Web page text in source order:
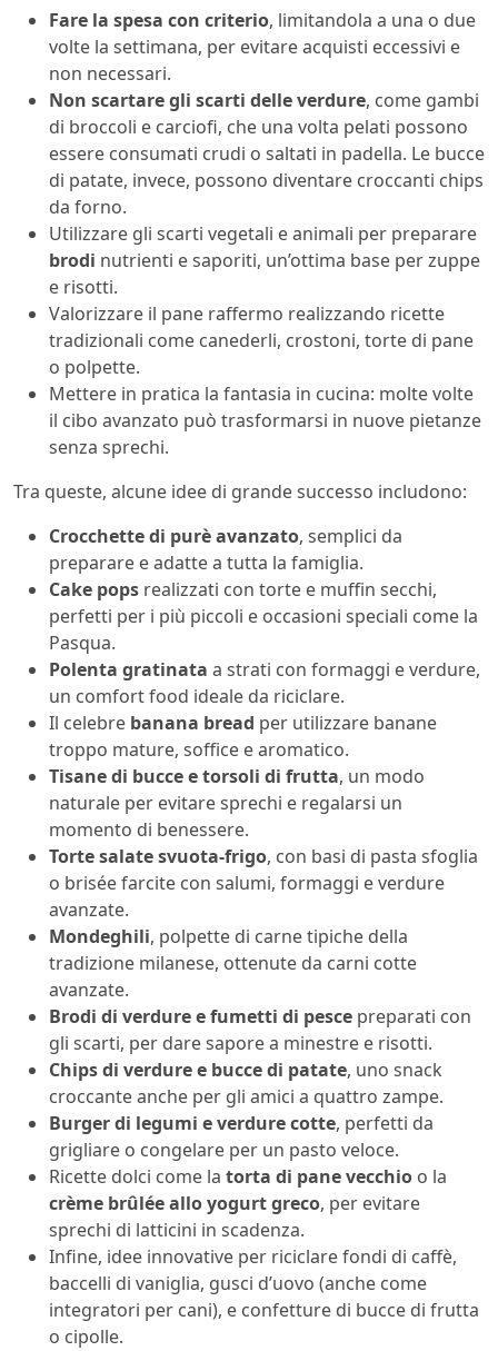
Fare la spesa con criterio, limitandola a una o due
volte la settimana, per evitare acquisti eccessivi e
non necessari.
Non scartare gli scarti delle verdure, come gambi
di broccoli e carciofi, che una volta pelati possono
essere consumati crudi o saltati in padella. Le bucce
di patate, invece, possono diventare croccanti chips
da forno.
Utilizzare gli scarti vegetali e animali per preparare
brodi nutrienti e saporiti, un’ottima base per zuppe
e risotti.
Valorizzare il pane raffermo realizzando ricette
tradizionali come canederli, crostoni, torte di pane
o polpette.
Mettere in pratica la fantasia in cucina: molte volte
il cibo avanzato può trasformarsi in nuove pietanze
senza sprechi.
Tra queste, alcune idee di grande successo includono:
Crocchette di purè avanzato, semplici da
preparare e adatte a tutta la famiglia.
Cake pops realizzati con torte e muffin secchi,
perfetti per i più piccoli e occasioni speciali come la
Pasqua.
Polenta gratinata a strati con formaggi e verdure,
un comfort food ideale da riciclare.
Il celebre banana bread per utilizzare banane
troppo mature, soffice e aromatico.
Tisane di bucce e torsoli di frutta, un modo
naturale per evitare sprechi e regalarsi un
momento di benessere.
Torte salate svuota-frigo, con basi di pasta sfoglia
o brisée farcite con salumi, formaggi e verdure
avanzate.
Mondeghili, polpette di carne tipiche della
tradizione milanese, ottenute da carni cotte
avanzate.
Brodi di verdure e fumetti di pesce preparati con
gli scarti, per dare sapore a minestre e risotti.
Chips di verdure e bucce di patate, uno snack
croccante anche per gli amici a quattro zampe.
Burger di legumi e verdure cotte, perfetti da
grigliare o congelare per un pasto veloce.
Ricette dolci come la torta di pane vecchio o la
crème brûlée allo yogurt greco, per evitare
sprechi di latticini in scadenza.
Infine, idee innovative per riciclare fondi di caffè,
baccelli di vaniglia, gusci d’uovo (anche come
integratori per cani), e confetture di bucce di frutta
o cipolle.